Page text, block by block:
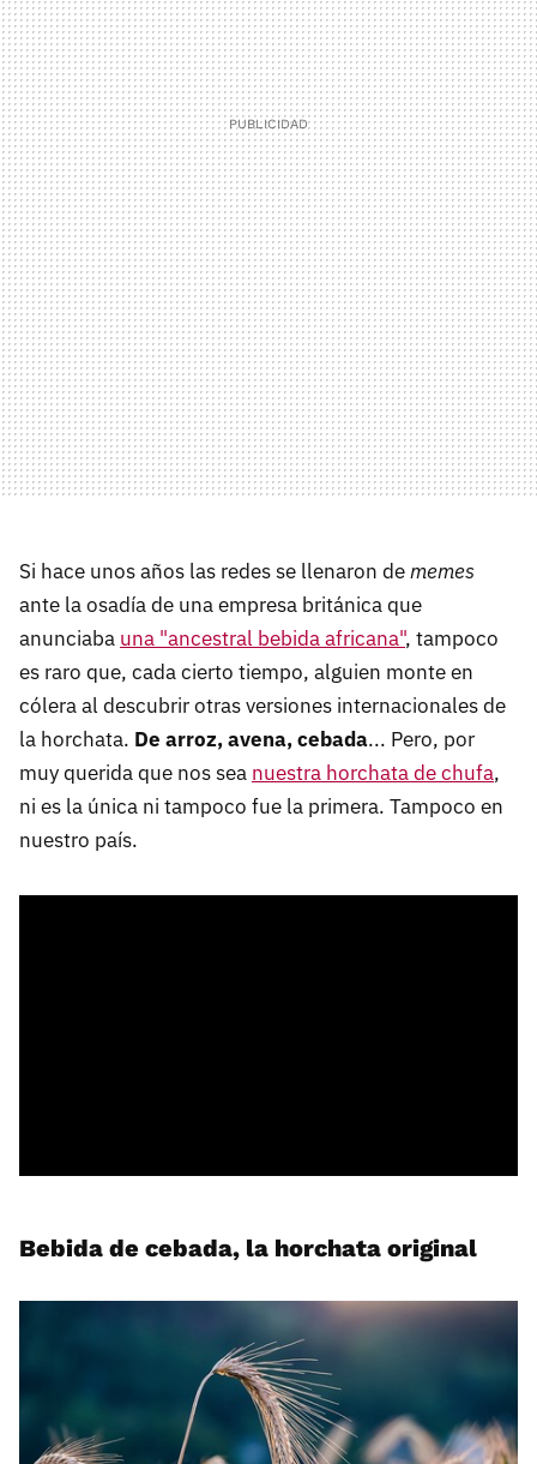
Si hace unos años las redes se llenaron dememes
ante la osadía de una empresa británica que
anunciaba una "ancestral bebida africana", tampoco
es raro que, cada cierto tiempo, alguien monte en
cólera al descubrir otras versiones internacionales de
la horchata. De arroz, avena, cebada... Pero, por
muy querida que nos sea nuestra horchata de chufa,
ni es la única ni tampoco fue la primera. Tampoco en
nuestro país.
Bebida de cebada, la horchata original